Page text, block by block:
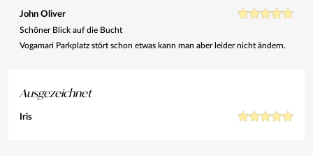
John Oliver
Schöner Blick auf die Bucht
Vogamari Parkplatz stört schon etwas kann man aber leider nicht ändern.
Ausgezeichnet
Iris